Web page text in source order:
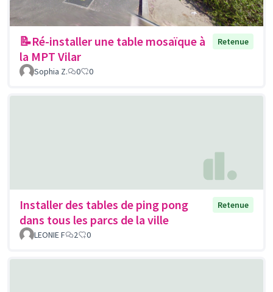
📝Ré-installer une table mosaïque à
la MPT Vilar
Retenue
Sophia Z. 0 0
Installer des tables de ping pong
dans tous les parcs de la ville
Retenue
LEONIE F 2 0